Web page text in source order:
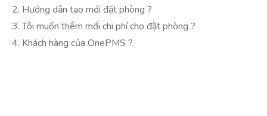
2. Hướng dẫn tạo mới đặt phòng ?
3. Tôi muốn thêm mới chi phí cho đặt phòng ?
4. Khách hàng của OnePMS ?